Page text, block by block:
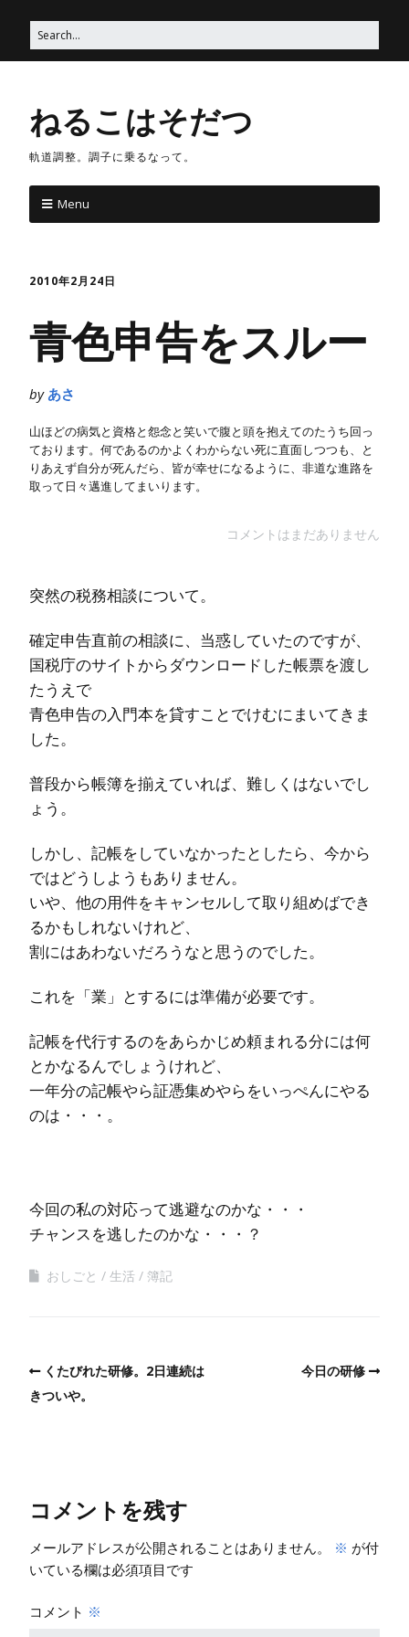
ねるこはそだつ
軌道調整。調子に乗るなって。
Menu
2010年2月24日
青色申告をスルー
by あさ
山ほどの病気と資格と怨念と笑いで腹と頭を抱えてのたうち回っ
ております。何であるのかよくわからない死に直面しつつも、と
りあえず自分が死んだら、皆が幸せになるように、非道な進路を
取って日々邁進してまいります。
コメントはまだありません
突然の税務相談について。
確定申告直前の相談に、当惑していたのですが、
国税庁のサイトからダウンロードした帳票を渡し
たうえで
青色申告の入門本を貸すことでけむにまいてきま
した。
普段から帳簿を揃えていれば、難しくはないでし
ょう。
しかし、記帳をしていなかったとしたら、今から
ではどうしようもありません。
いや、他の用件をキャンセルして取り組めばでき
るかもしれないけれど、
割にはあわないだろうなと思うのでした。
これを「業」とするには準備が必要です。
記帳を代行するのをあらかじめ頼まれる分には何
とかなるんでしょうけれど、
一年分の記帳やら証憑集めやらをいっぺんにやる
のは・・・。
今回の私の対応って逃避なのかな・・・
チャンスを逃したのかな・・・？
おしごと 生活 簿記
くたびれた研修。2日連続は
きついや。
今日の研修
コメントを残す
メールアドレスが公開されることはありません。 ※ が付
いている欄は必須項目です
コメント ※